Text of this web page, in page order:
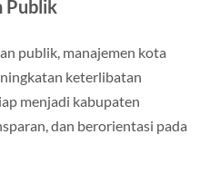
Publik
publik, manajemen kota
keterlibatan
menjadi kabupaten
dan berorientasi pada